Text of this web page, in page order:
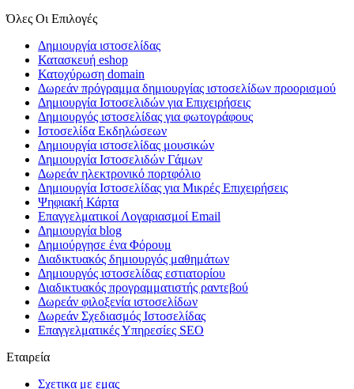
Όλες Οι Επιλογές
Δημιουργία ιστοσελίδας
Κατασκευή eshop
Κατοχύρωση domain
Δωρεάν πρόγραμμα δημιουργίας ιστοσελίδων προορισμού
Δημιουργία Ιστοσελιδών για Επιχειρήσεις
Δημιουργός ιστοσελίδας για φωτογράφους
Ιστοσελίδα Εκδηλώσεων
Δημιουργία ιστοσελίδας μουσικών
Δημιουργία Ιστοσελιδών Γάμων
Δωρεάν ηλεκτρονικό πορτφόλιο
Δημιουργία Ιστοσελίδας για Μικρές Επιχειρήσεις
Ψηφιακή Κάρτα
Επαγγελματικοί Λογαριασμοί Email
Δημιουργία blog
Δημιούργησε ένα Φόρουμ
Διαδικτυακός δημιουργός μαθημάτων
Δημιουργός ιστοσελίδας εστιατορίου
Διαδικτυακός προγραμματιστής ραντεβού
Δωρεάν φιλοξενία ιστοσελίδων
Δωρεάν Σχεδιασμός Ιστοσελίδας
Επαγγελματικές Υπηρεσίες SEO
Εταιρεία
Σχετικα με εμας